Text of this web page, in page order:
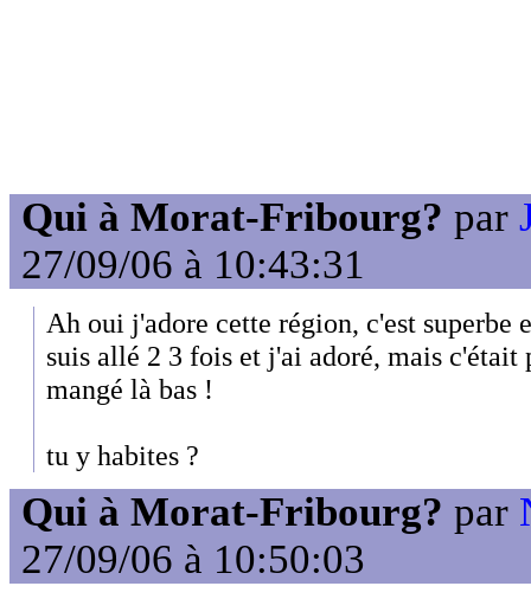
Qui à Morat-Fribourg? par
27/09/06 à 10:43:31
Ah oui j'adore cette région, c'est superbe
suis allé 2 3 fois et j'ai adoré, mais
mangé là bas !
tu y habites ?
Qui à Morat-Fribourg? par
27/09/06 à 10:50:03